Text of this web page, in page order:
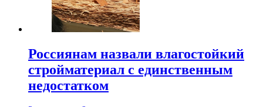
Россиянам назвали влагостойкий
стройматериал с единственным
недостатком